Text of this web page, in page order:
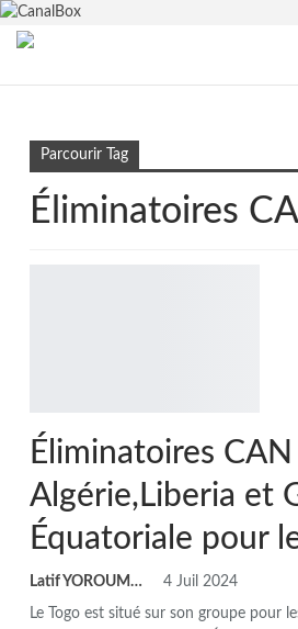
Parcourir Tag
Éliminatoires
Éliminatoires
Algérie,Liberia et
Équatoriale pour
Latif YOROUMA 4 Juil 2024
Le Togo est situé sur son groupe pour